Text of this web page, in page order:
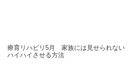
療育リハビリ5月 家族には見せられない
ハイハイさせる方法